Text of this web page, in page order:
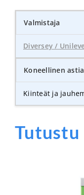
Valmistaja
Diversey /
Koneellinen
Kiinteät ja
Tutustu